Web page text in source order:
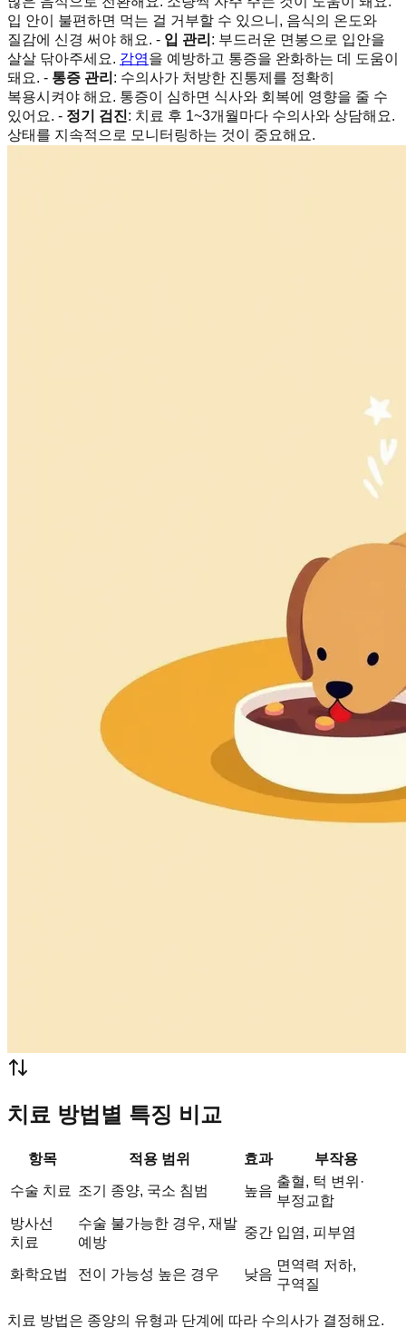
입 안이 불편하면 먹는 걸 거부할 수 있으니, 음식의 온도와
질감에 신경 써야 해요. - 입 관리 : 부드러운 면봉으로 입안을
살살 닦아주세요. 감염을 예방하고 통증을 완화하는 데 도움이
돼요. - 통증 관리 : 수의사가 처방한 진통제를 정확히
복용시켜야 해요. 통증이 심하면 식사와 회복에 영향을 줄 수
있어요. - 정기 검진: 치료 후 1~3개월마다 수의사와 상담해요.
상태를 지속적으로 모니터링하는 것이 중요해요.
치료 방법별 특징 비교
항목 적용 범위 효과 부작용
수술 치료 조기 종양, 국소 침범 높음
출혈, 턱 변위·
부정교합
방사선
치료
수술 불가능한 경우, 재발
예방
중간 입염, 피부염
화학요법 전이 가능성 높은 경우 낮음
면역력 저하,
구역질
치료 방법은 종양의 유형과 단계에 따라 수의사가 결정해요.